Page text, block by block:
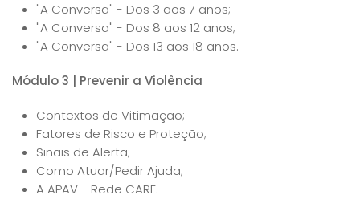
"A Conversa" - Dos 3 aos 7 anos;
"A Conversa" - Dos 8 aos 12 anos;
"A Conversa" - Dos 13 aos 18 anos.
Módulo 3 | Prevenir a Violência
Contextos de Vitimação;
Fatores de Risco e Proteção;
Sinais de Alerta;
Como Atuar/Pedir Ajuda;
A APAV - Rede CARE.